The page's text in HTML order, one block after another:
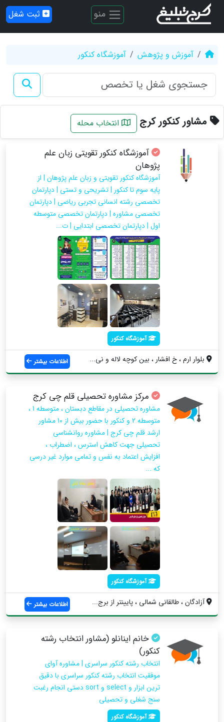
منو ثبت شغل
آموزش و پژوهش آموزشگاه کنکور
مشاور کنکور کرج انتخاب محله
آموزشگاه کنکور تقویتی زبان علم
پژوهان
آموزشگاه کنکور تقویتی و زبان علم پژوهان | از
پایه سوم تا کنکور | تشریحی و تستی | دپارتمان
تخصصی رشته انسانی تجربی ریاضی | دپارتمان
تخصصی مشاوره | دپارتمان تخصصی متوسطه
اول | دپارتمان تخصصی ابتدایی | ت...
آموزشگاه کنکور
بلوار ارم ، خ افشار ، بین کوچه لاله و نی... اطلاعات بیشتر
مرکز مشاوره تحصیلی قلم چی کرج
مشاوره تحصیلی در مقاطع دبستان ، متوسطه 1 ،
متوسطه 2 و کنکور با حضور بیش از 10 مشاور
ارشد قلم چی کرج | مشاوره روانشناسی
تحصیلی جهت کاهش استرس ، اضطراب ،
افزایش اعتماد به نفس و تمامی موارد غیر درسی
که ...
آموزشگاه کنکور
آزادگان ، طالقانی شمالی ، پایینتر از برج... اطلاعات بیشتر
خانم اینانلو (مشاور انتخاب رشته
کنکور)
انتخاب رشته کنکور سراسری | مشاوره آوای
موفقیت انتخاب رشته کنکور سراسری با دقیق
ترین ابزار و select و sort دستی انجام رغبت
سنج شغلی و تحصیلی
آموزشگاه کنکور